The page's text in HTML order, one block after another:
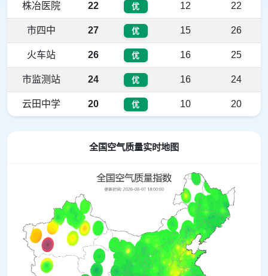
株冶医院 22 优 12 22
市四中 27 优 15 26
火车站 26 优 16 25
市监测站 24 优 16 24
云田中学 20 优 10 20
全国空气质量实时地图